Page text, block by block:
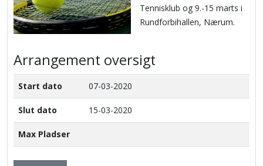
Tennisklub og 9.-15 marts i
Rundforbihallen, Nærum.
Arrangement oversigt
Start dato 07-03-2020
Slut dato 15-03-2020
Max Pladser